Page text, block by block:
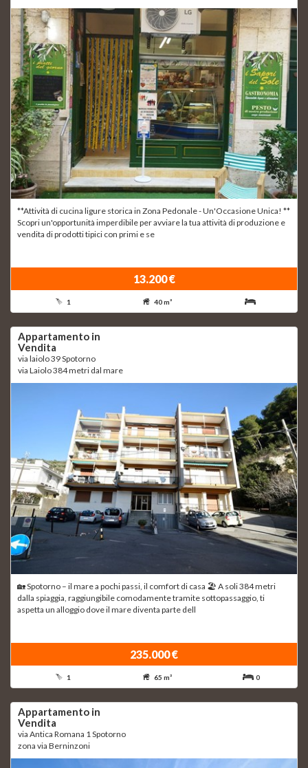
**Attività di cucina ligure storica in Zona Pedonale - Un'Occasione Unica! **
Scopri un'opportunità imperdibile per avviare la tua attività di produzione e
vendita di prodotti tipici con primi e se
13.200 €
1 40 m²
Appartamento in
Vendita
via laiolo 39 Spotorno
via Laiolo 384 metri dal mare
🏡 Spotorno – il mare a pochi passi, il comfort di casa 🏖 A soli 384 metri
dalla spiaggia, raggiungibile comodamente tramite sottopassaggio, ti
aspetta un alloggio dove il mare diventa parte dell
235.000 €
1 65 m² 0
Appartamento in
Vendita
via Antica Romana 1 Spotorno
zona via Berninzoni